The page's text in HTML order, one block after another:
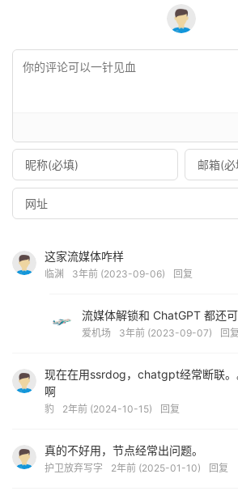
这家流媒体咋样
临渊 3年前 (2023-09-06) 回复
流媒体解锁和 ChatGPT 都还
爱机场 3年前 (2023-09-07) 回复
现在在用ssrdog，chatgpt经常断联。
啊
豹 2年前 (2024-10-15) 回复
真的不好用，节点经常出问题。
护卫放弃写字 2年前 (2025-01-10) 回复